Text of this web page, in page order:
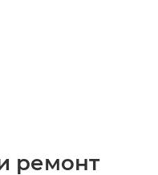
ремонт